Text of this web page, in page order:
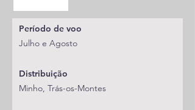
Período de voo
Julho e Agosto
Distribuição
Minho, Trás-os-Montes